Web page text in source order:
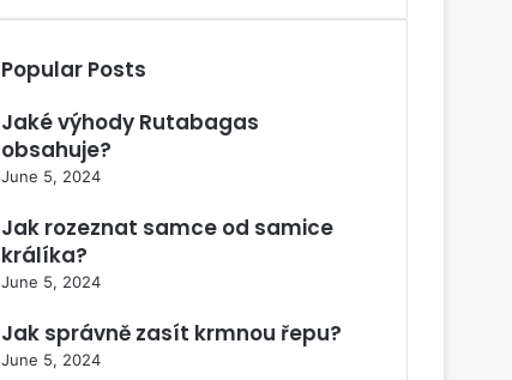
Popular Posts
Jaké výhody Rutabagas
obsahuje?
June 5, 2024
Jak rozeznat samce od samice
králíka?
June 5, 2024
Jak správně zasít krmnou řepu?
June 5, 2024